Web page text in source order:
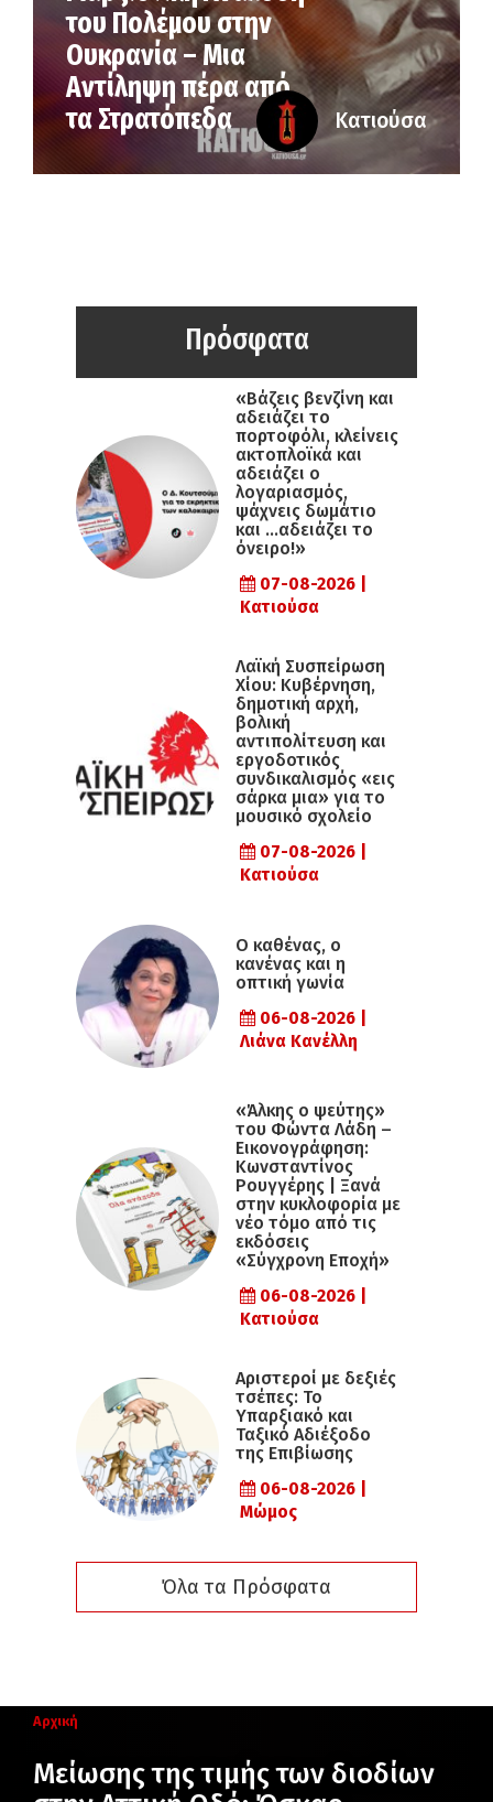
του Πολέμου στην
Ουκρανία – Μια
Αντίληψη πέρα από
τα Στρατόπεδα
Κατιούσα
Πρόσφατα
«Βάζεις βενζίνη και
αδειάζει το
πορτοφόλι, κλείνεις
ακτοπλοϊκά και
αδειάζει ο
λογαριασμός,
ψάχνεις δωμάτιο
και …αδειάζει το
όνειρο!»
07-08-2026 |
Κατιούσα
Λαϊκή Συσπείρωση
Χίου: Κυβέρνηση,
δημοτική αρχή,
βολική
αντιπολίτευση και
εργοδοτικός
συνδικαλισμός «εις
σάρκα μια» για το
μουσικό σχολείο
07-08-2026 |
Κατιούσα
Ο καθένας, ο
κανένας και η
οπτική γωνία
06-08-2026 |
Λιάνα Κανέλλη
«Άλκης ο ψεύτης»
του Φώντα Λάδη –
Εικονογράφηση:
Κωνσταντίνος
Ρουγγέρης | Ξανά
στην κυκλοφορία με
νέο τόμο από τις
εκδόσεις
«Σύγχρονη Εποχή»
06-08-2026 |
Κατιούσα
Αριστεροί με δεξιές
τσέπες: Το
Υπαρξιακό και
Ταξικό Αδιέξοδο
της Επιβίωσης
06-08-2026 |
Μώμος
Όλα τα Πρόσφατα
Αρχική
Μείωσης της τιμής των διοδίων